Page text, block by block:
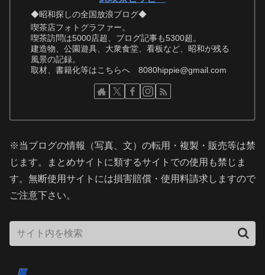
◆昭和探しの全国放浪ブログ◆
喫茶店フォトグラファー。
喫茶訪問は5000店超、ブログ記事も5300超。
建造物、公園遊具、大衆食堂、看板など、昭和が残る
風景の記録。
取材、書籍化等はこちらへ 8080hippie@gmail.com
※当ブログの情報（写真、文）の転用・複製・販売等は禁
じます。まとめサイトに類するサイトでの使用も禁じま
す。無断使用サイトには損害賠償・使用料請求しますので
ご注意下さい。